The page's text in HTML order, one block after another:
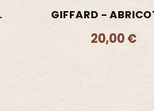
GIFFARD -
AMANDE &24,00 €
Ajouter - 24,00